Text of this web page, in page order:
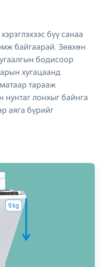
бүү санаа
байгаарай. Зөвхөн
бодисоор
хугацаанд
тарааж
нунтаг лонхыг байнга
аяга бүрийг